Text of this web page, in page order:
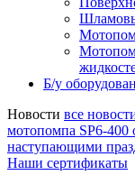
Б/у
Новости все
мотопомпа SP6-400
наступающими
Наши сертификаты